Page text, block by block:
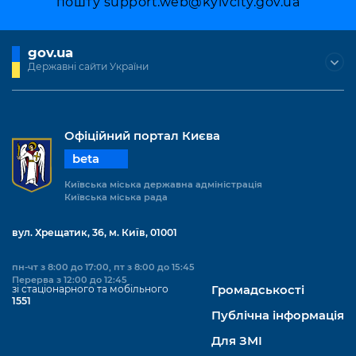
Підприємства, установи, організації
Річні звіти
Безбар'єрність
Київська міська військова адміністрація
Безбар'єрність
Портал послуг
Важливе під час воєнного стану
Уряд» – місцевий рівень»
Портал даних Києва
gov.ua
Державні сайти України
Офіційний портал Києва
beta
Київська міська державна адміністрація
Київська міська рада
вул. Хрещатик, 36, м. Київ, 01001
пн-чт з 8:00 до 17:00, пт з 8:00 до 15:45
Перерва з 12:00 до 12:45
зі стаціонарного та мобільного
1551
Громадськості
Публічна інформація
Для ЗМІ